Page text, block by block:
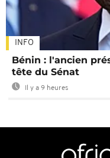
INFO
Bénin : l'ancien
tête du Sénat
Il y a 9 heures